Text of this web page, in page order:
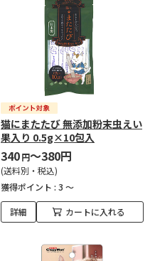
猫にまたたび 無添加粉末虫えい
果入り 0.5g×10包入
340円～380円
(送料別・税込)
獲得ポイント : 3 ～
詳細 カートに入れる